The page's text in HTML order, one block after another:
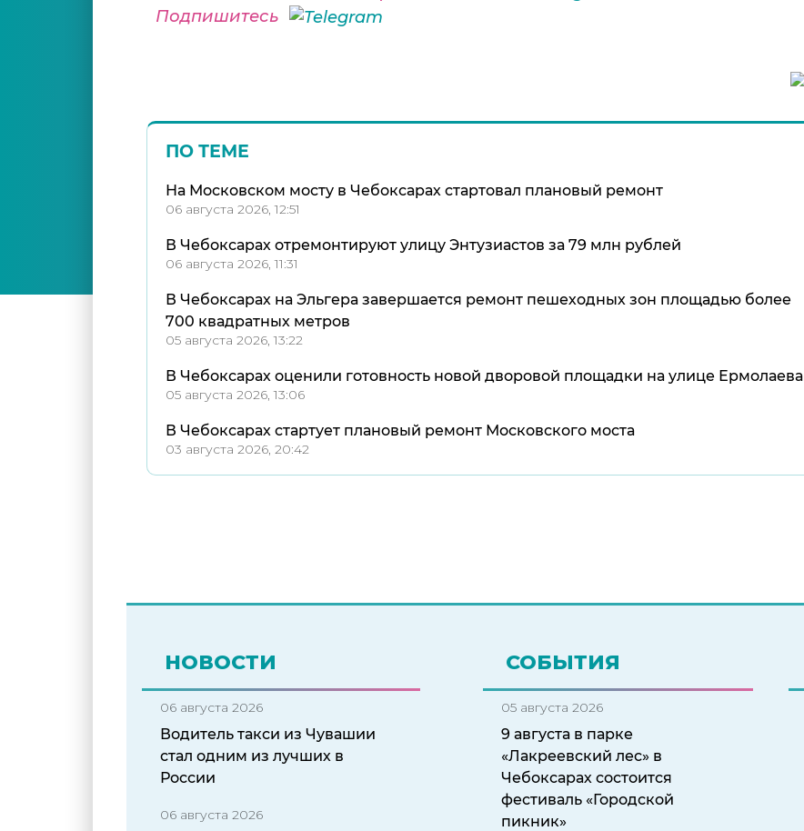
Подпишитесь
ПО ТЕМЕ
На Московском мосту в Чебоксарах стартовал плановый ремонт
06 августа 2026, 12:51
В Чебоксарах отремонтируют улицу Энтузиастов за 79 млн рублей
06 августа 2026, 11:31
В Чебоксарах на Эльгера завершается ремонт пешеходных зон площадью более
700 квадратных метров
05 августа 2026, 13:22
В Чебоксарах оценили готовность новой дворовой площадки на улице Ермолаева
05 августа 2026, 13:06
В Чебоксарах стартует плановый ремонт Московского моста
03 августа 2026, 20:42
НОВОСТИ
06 августа 2026
Водитель такси из Чувашии
стал одним из лучших в
России
06 августа 2026
СОБЫТИЯ
05 августа 2026
9 августа в парке
«Лакреевский лес» в
Чебоксарах состоится
фестиваль «Городской
пикник»